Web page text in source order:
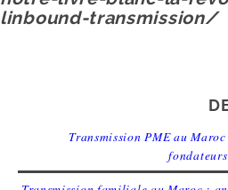
linbound-transmission/
Transmission PME au